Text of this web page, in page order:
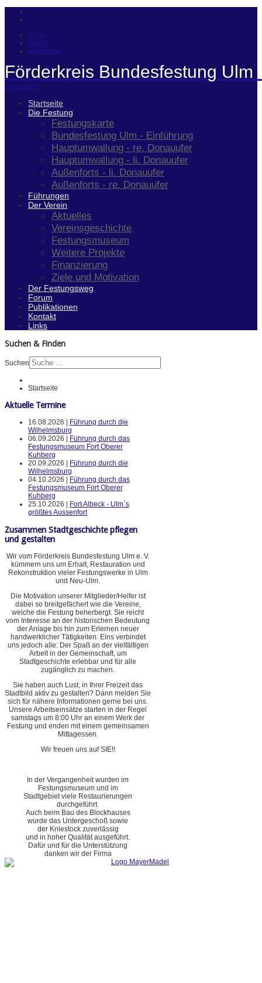
Login
Suche
Impressum
Förderkreis Bundesfestung Ulm
Navigation
Startseite
Die Festung
Festungskarte
Bundesfestung Ulm - Einführung
Hauptumwallung - re. Donauufer
Hauptumwallung - li. Donauufer
Außenforts - li. Donauufer
Außenforts - re. Donauufer
Führungen
Der Verein
Aktuelles
Vereinsgeschichte
Festungsmuseum
Weitere Projekte
Finanzierung
Ziele und Motivation
Der Festungsweg
Forum
Publikationen
Kontakt
Links
Suchen & Finden
Suchen
Startseite
Aktuelle Termine
16.08.2026 |
Führung durch die
Wilhelmsburg
06.09.2026 |
Führung durch das
Festungsmuseum Fort Oberer
Kuhberg
20.09.2026 |
Führung durch die
Wilhelmsburg
04.10.2026 |
Führung durch das
Festungsmuseum Fort Oberer
Kuhberg
25.10.2026 |
Fort Albeck - Ulm`s
größtes Aussenfort
Zusammen Stadtgeschichte pflegen
und gestalten
Wir vom Förderkreis Bundesfestung Ulm e. V.
kümmern uns um Erhalt, Restauration und
Rekonstruktion vieler Festungswerke in Ulm
und Neu-Ulm.
Die Motivation unserer Mitglieder/Helfer ist
dabei so breitgefächert wie die Vereine,
welche die Festung beherbergt. Sie reicht
vom Interesse an der historischen Bedeutung
der Anlage bis hin zum Erlernen neuer
handwerklicher Tätigkeiten. Eins verbindet
uns jedoch alle: Der Spaß an der vielfältigen
Arbeit in der Gemeinschaft, um
Stadtgeschichte erlebbar und für alle
zugänglich zu machen.
Sie haben auch Lust, in Ihrer Freizeit das
Stadtbild aktiv zu gestalten? Dann melden Sie
sich für nähere Informationen gerne bei uns.
Unsere Arbeitseinsätze starten in der Regel
samstags um 8:00 Uhr an einem Werk der
Festung und enden mit einem gemeinsamen
Mittagessen.
Wir freuen uns auf SIE!!
In der Vergangenheit wurden im
Festungsmuseum und im
Stadtgebiet viele Restaurierungen
durchgeführt.
Auch beim Bau des Blockhauses
wurde das Untergeschoß sowie
der Kniestock zuverlässig
und in hoher Qualität ausgeführt.
Dafür und für die Unterstützung
danken wir der Firma